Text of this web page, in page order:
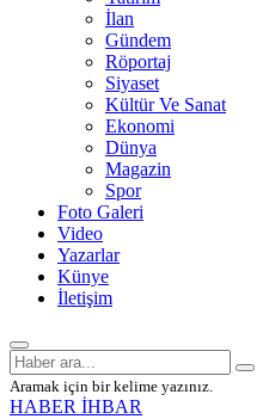
İlan
Gündem
Röportaj
Siyaset
Kültür Ve Sanat
Ekonomi
Dünya
Magazin
Spor
Foto Galeri
Video
Yazarlar
Künye
İletişim
Aramak için bir kelime yazınız.
HABER İHBAR